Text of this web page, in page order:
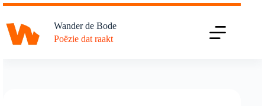
Ga
de
inhoud
Wander de Bode
Poëzie dat raakt